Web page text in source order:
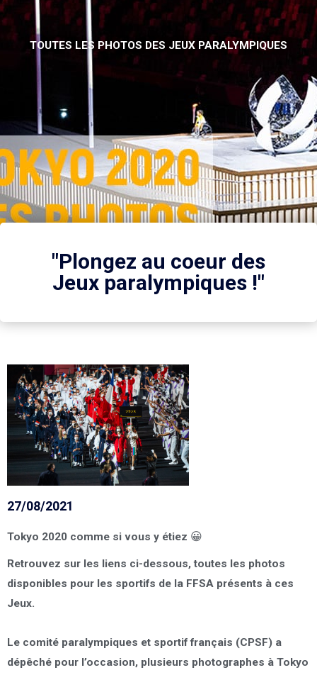
TOUTES LES PHOTOS DES JEUX PARALYMPIQUES
"Plongez au coeur des
Jeux paralympiques !"
27/08/2021
Tokyo 2020 comme si vous y étiez 😀
Retrouvez sur les liens ci-dessous, toutes les photos
disponibles pour les sportifs de la FFSA présents à ces
Jeux.
Le comité paralympiques et sportif français (CPSF) a
dépêché pour l’occasion, plusieurs photographes à Tokyo